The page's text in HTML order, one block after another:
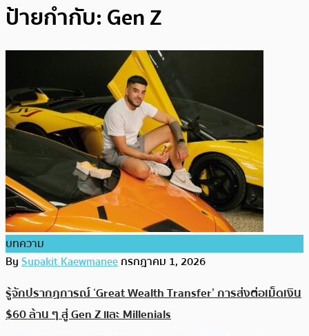
ป้ายกำกับ: Gen Z
บทความ
BySupakit Kaewmaneeกรกฎาคม 1, 2026
รู้จักปรากฏการณ์ ‘Great Wealth Transfer’ การส่งต่อเม็ดเงิน
$60 ล้าน ๆ สู่ Gen Z และ Millenials